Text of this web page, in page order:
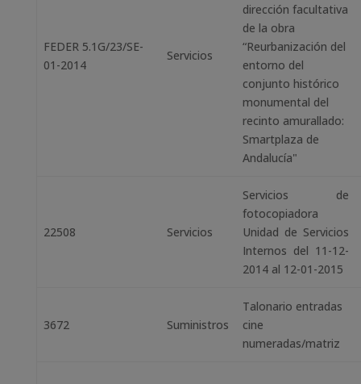
FEDER 5.1G/23/SE-
01-2014
Servicios
dirección facultativa
de la obra
“Reurbanización del
entorno del
conjunto histórico
monumental del
recinto amurallado:
Smartplaza de
Andalucía"
22508 Servicios
Servicios de
fotocopiadora
Unidad de Servicios
Internos del 11-12-
2014 al 12-01-2015
3672 Suministros
Talonario entradas
cine
numeradas/matriz